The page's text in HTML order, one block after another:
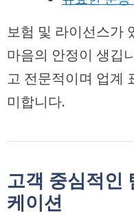
보험 및 라이선스가
마음의 안정이 생깁
고 전문적이며 업계
미합니다.
고객 중심적인
케이션